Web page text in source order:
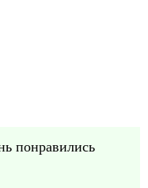
понравились